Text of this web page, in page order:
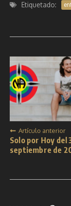
Etiquetado:
Artículo anterior
Solo por Hoy del
septiembre de